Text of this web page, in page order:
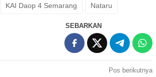
KAI Daop 4 Semarang Nataru
SEBARKAN
Pos berikutnya